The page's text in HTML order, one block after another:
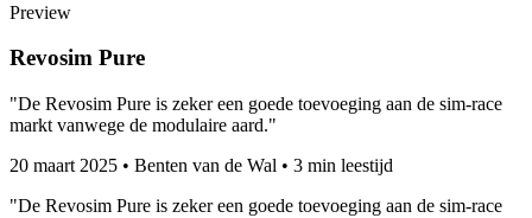
Preview
Revosim Pure
"De Revosim Pure is zeker een goede toevoeging aan de sim-race
markt vanwege de modulaire aard."
20 maart 2025 • Benten van de Wal • 3 min leestijd
"De Revosim Pure is zeker een goede toevoeging aan de sim-race